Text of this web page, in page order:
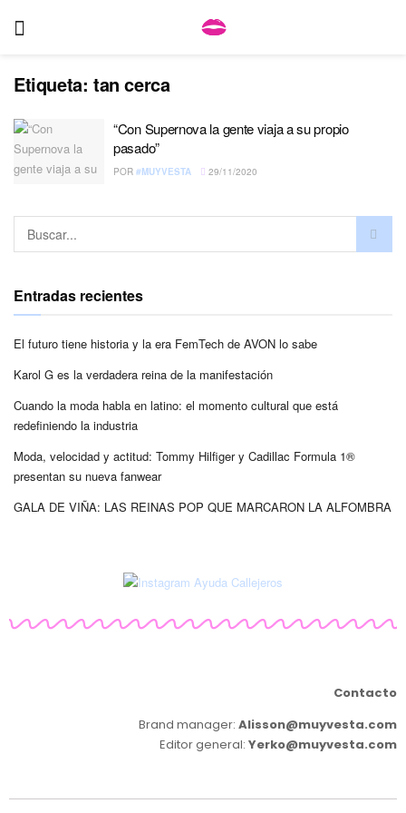
Etiqueta: tan cerca
“Con Supernova la gente viaja a su propio
pasado”
POR #MUYVESTA 29/11/2020
Entradas recientes
El futuro tiene historia y la era FemTech de AVON lo sabe
Karol G es la verdadera reina de la manifestación
Cuando la moda habla en latino: el momento cultural que está
redefiniendo la industria
Moda, velocidad y actitud: Tommy Hilfiger y Cadillac Formula 1®
presentan su nueva fanwear
GALA DE VIÑA: LAS REINAS POP QUE MARCARON LA ALFOMBRA
Contacto
Brand manager: Alisson@muyvesta.com
Editor general: Yerko@muyvesta.com